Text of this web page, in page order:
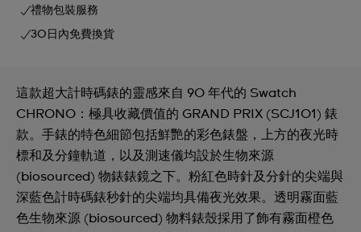
禮物包裝服務
30日內免費換貨
這款超大計時碼錶的靈感來自 90 年代的 Swatch
CHRONO：極具收藏價值的 GRAND PRIX (SCJ101) 錶
款。手錶的特色細節包括鮮艷的彩色錶盤，上方的夜光時
標和及分鐘軌道，以及測速儀均設於生物來源
(biosourced) 物錶錶鏡之下。粉紅色時針及分針的尖端與
深藍色計時碼錶秒針的尖端均具備夜光效果。透明霧面藍
色生物來源 (biosourced) 物料錶殼採用了飾有霧面橙色